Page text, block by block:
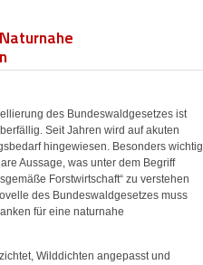
des Bundeswaldgesetzes ist
Seit Jahren wird auf akuten
hingewiesen. Besonders wichtig
Aussage, was unter dem Begriff
Forstwirtschaft“ zu verstehen
des Bundeswaldgesetzes muss
für eine naturnahe
Wilddichten angepasst und